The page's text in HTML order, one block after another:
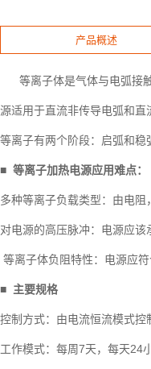
产品概述
等离子体是气体与电弧接
源适用于直流非传导电弧和直
等离子有两个阶段：启弧和稳
■ 等离子加热电源应用难点：
多种等离子负载类型：由电
对电源的高压脉冲：电源应
等离子体负阻特性：电源应符
■ 主要规格
控制方式：由电流恒流模式控
工作模式：每周7天，每天24